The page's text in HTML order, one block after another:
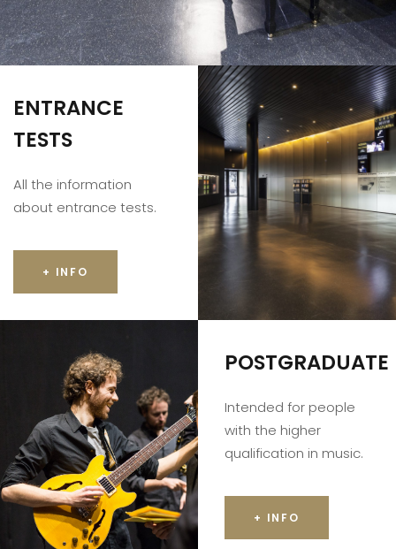
ENTRANCE
TESTS
All the information
about entrance tests.
+ INFO
POSTGRADUATE
Intended for people
with the higher
qualification in music.
+ INFO